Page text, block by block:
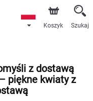
Koszyk Szukaj
z dostawą
piękne kwiaty z